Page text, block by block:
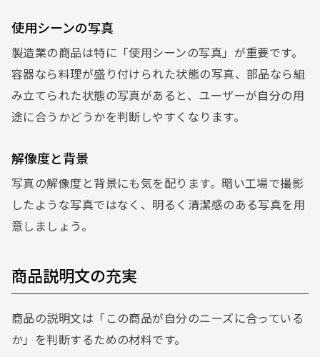
使用シーンの写真
製造業の商品は特に「使用シーンの写真」が重要です。
容器なら料理が盛り付けられた状態の写真、部品なら組
み立てられた状態の写真があると、ユーザーが自分の用
途に合うかどうかを判断しやすくなります。
解像度と背景
写真の解像度と背景にも気を配ります。暗い工場で撮影
したような写真ではなく、明るく清潔感のある写真を用
意しましょう。
商品説明文の充実
商品の説明文は「この商品が自分のニーズに合っている
か」を判断するための材料です。